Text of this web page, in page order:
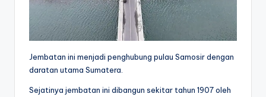
Jembatan ini menjadi penghubung pulau Samosir dengan
daratan utama Sumatera.
Sejatinya jembatan ini dibangun sekitar tahun 1907 oleh